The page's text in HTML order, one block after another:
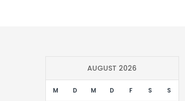
AUGUST 2026
M D M D F S S